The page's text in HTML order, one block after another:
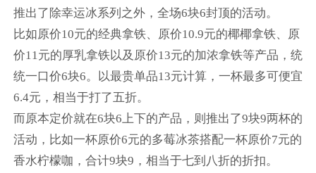
推出了除幸运冰系列之外，全场6块6封顶的活动。
比如原价10元的经典拿铁、原价10.9元的椰椰拿铁、原
价11元的厚乳拿铁以及原价13元的加浓拿铁等产品，统
统一口价6块6。以最贵单品13元计算，一杯最多可便宜
6.4元，相当于打了五折。
而原本定价就在6块6上下的产品，则推出了9块9两杯的
活动，比如一杯原价6元的多莓冰茶搭配一杯原价7元的
香水柠檬咖，合计9块9，相当于七到八折的折扣。